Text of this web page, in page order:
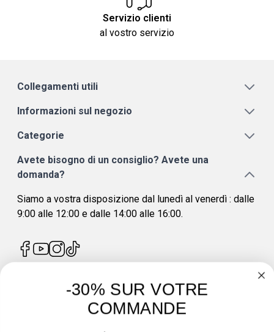
Servizio clienti
al vostro servizio
Collegamenti utili
Informazioni sul negozio
Categorie
Avete bisogno di un consiglio? Avete una
domanda?
Siamo a vostra disposizione dal lunedì al venerdì : dalle
9:00 alle 12:00 e dalle 14:00 alle 16:00.
4.7/5
-30% SUR VOTRE
COMMANDE